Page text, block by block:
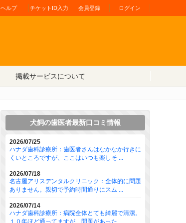
ヘルプ チケットID入力 会員登録 ログイン
掲載サービスについて
犬飼の歯医者最新口コミ情報
2026/07/25
ハナダ歯科診療所：歯医者さんはなかなか行きに
くいところですが、ここはいつも楽しそ ...
2026/07/18
名古屋アリスデンタルクリニック：全体的に問題
ありません。親切で予約時間通りにスム ...
2026/07/14
ハナダ歯科診療所：病院全体とても綺麗で清潔。